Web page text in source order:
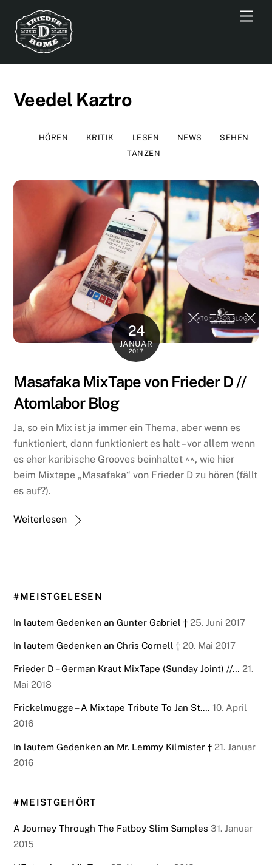
content
Veedel Kaztro
HÖREN KRITIK LESEN NEWS
SEHEN
TANZEN
24
JANUAR
2017
Masafaka MixTape von Frieder D //
Atomlabor Blog
Ja, so ein Mix ist ja immer ein Thema, aber wenn es
funktioniert, dann funktioniert es halt – vor allem wenn
es eher karibische Grooves beinhaltet ^^, wie hier
beim Mixtape „Masafaka“ von Frieder D zu hören (fällt
es auf?).
Weiterlesen
#MEISTGELESEN
In lautem Gedenken an Gunter Gabriel † 25. Juni 2017
In lautem Gedenken an Chris Cornell † 20. Mai 2017
Frieder D – German Kraut MixTape (Sunday Joint) //… 21.
Mai 2018
Frickelmugge – A Mixtape Tribute To Jan St.… 10. April
2016
In lautem Gedenken an Mr. Lemmy Kilmister † 21. Januar
2016
#MEISTGEHÖRT
A Journey Through The Fatboy Slim Samples 31. Januar
2015